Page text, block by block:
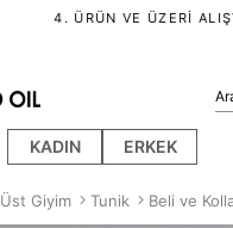
4. ÜRÜN VE ÜZERI
KADIN ERKEK
Üst Giyim Tunik Beli ve